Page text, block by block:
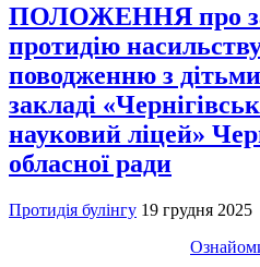
ПОЛОЖЕННЯ про
протидію
поводженню з
закладі
науковий ліцей»
обласної ради
Протидія булінгу 19 грудня 2025